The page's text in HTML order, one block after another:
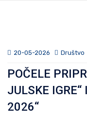
20-05-2026 Društvo
POČELE
JULSKE IGRE“
2026“